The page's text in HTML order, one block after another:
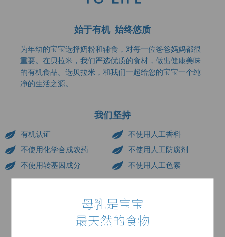
始于有机 始终悠质
为年幼的宝宝选择奶粉和辅食，对每一位爸爸妈妈都很
重要。在贝拉米，我们严选优质的食材，做出健康美味
的有机食品。选贝拉米，和我们一起给您的宝宝一个纯
净的生活之源。
我们坚持
有机认证
不使用人工香料
不使用化学合成农药
不使用人工防腐剂
不使用转基因成分
不使用人工色素
为什么选择贝拉米